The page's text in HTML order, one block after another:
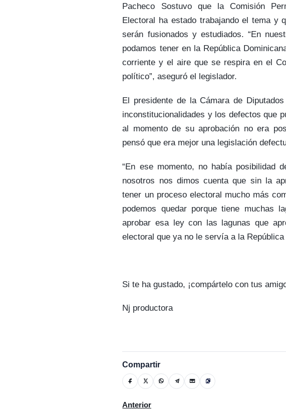
Pacheco Sostuvo que la Comisión
Electoral ha estado trabajando el tema y
serán fusionados y estudiados. “En
podamos tener en la República
corriente y el aire que se respira en el
político”, aseguró el legislador.
El presidente de la Cámara de
inconstitucionalidades y los defectos que
al momento de su aprobación no era
pensó que era mejor una legislación
“En ese momento, no había posibilidad
nosotros nos dimos cuenta que sin la
tener un proceso electoral mucho más
podemos quedar porque tiene muchas
aprobar esa ley con las lagunas que
electoral que ya no le servía a la
Si te ha gustado, ¡compártelo con tus
Nj productora
Compartir
Artículo anterior: Su partido participará en
Anterior